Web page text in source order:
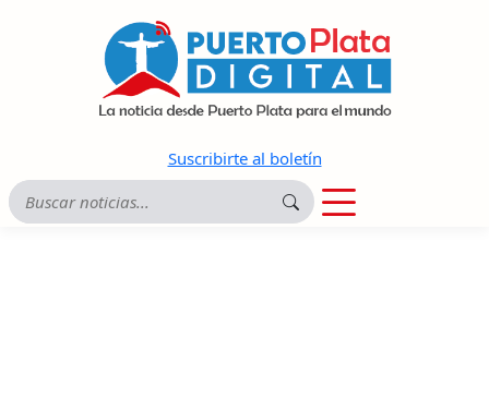
Suscribirte al boletín